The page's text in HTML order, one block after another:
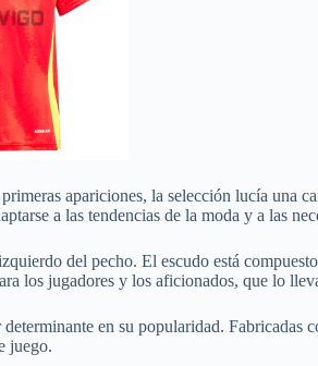
apariciones, la selección lucía una
a las tendencias de la moda y a las
del pecho. El escudo está
los jugadores y los aficionados, que lo
en su popularidad. Fabricadas
juego.